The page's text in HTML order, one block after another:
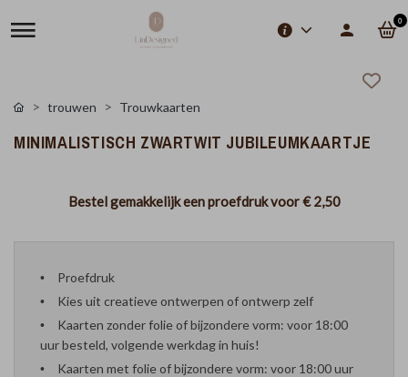
0
trouwen Trouwkaarten
MINIMALISTISCH ZWARTWIT JUBILEUMKAARTJE
Bestel gemakkelijk een proefdruk voor€ 2,50
Proefdruk
Kies uit creatieve ontwerpen of ontwerp zelf
Kaarten zonder folie of bijzondere vorm: voor 18:00
uur besteld, volgende werkdag in huis!
Kaarten met folie of bijzondere vorm: voor 18:00 uur